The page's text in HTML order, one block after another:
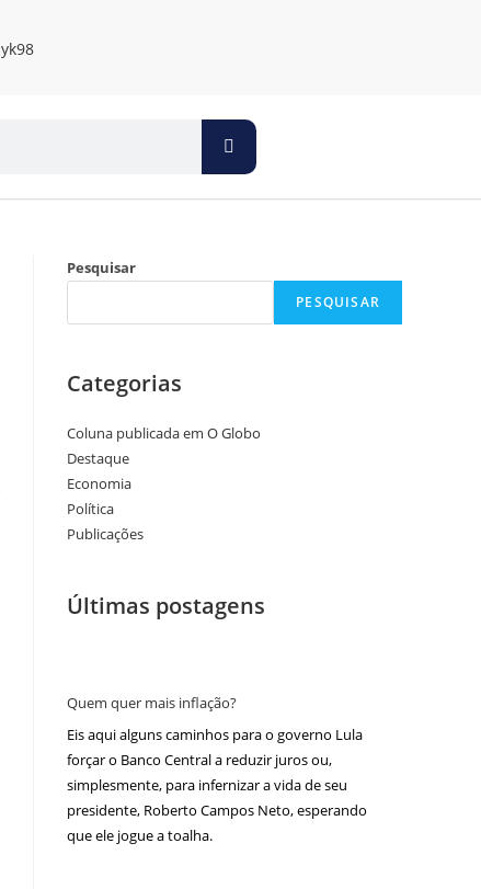
Pesquisar
PESQUISAR
Categorias
Coluna publicada em O Globo
Destaque
Economia
Política
Publicações
Últimas postagens
Quem quer mais inflação?
Eis aqui alguns caminhos para o governo Lula
forçar o Banco Central a reduzir juros ou,
simplesmente, para infernizar a vida de seu
presidente, Roberto Campos Neto, esperando
que ele jogue a toalha.